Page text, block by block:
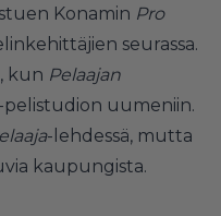
Konamin Pro
seurassa.
kun Pelaajan
pelistudion uumeniin.
-lehdessä, mutta
kaupungista.